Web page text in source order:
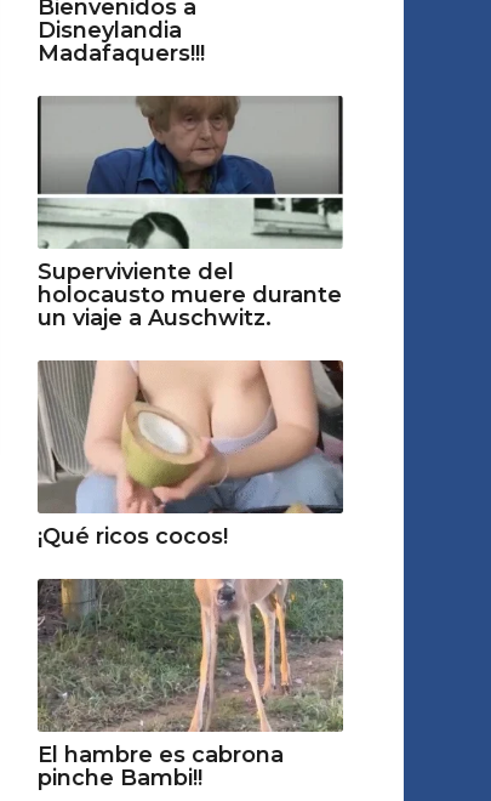
Bienvenidos a
Disneylandia
Madafaquers!!!
Superviviente del
holocausto muere durante
un viaje a Auschwitz.
¡Qué ricos cocos!
El hambre es cabrona
pinche Bambi!!